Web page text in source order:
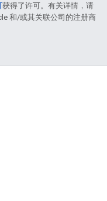
获得了许可。有关详情，请
和/或其关联公司的注册商